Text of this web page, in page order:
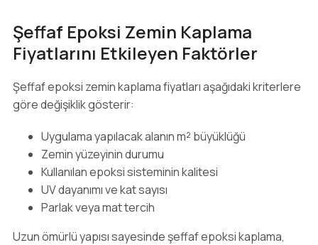
Şeffaf Epoksi Zemin Kaplama
Fiyatlarını Etkileyen Faktörler
Şeffaf epoksi zemin kaplama fiyatları aşağıdaki kriterlere
göre değişiklik gösterir:
Uygulama yapılacak alanın m² büyüklüğü
Zemin yüzeyinin durumu
Kullanılan epoksi sisteminin kalitesi
UV dayanımı ve kat sayısı
Parlak veya mat tercih
Uzun ömürlü yapısı sayesinde şeffaf epoksi kaplama,